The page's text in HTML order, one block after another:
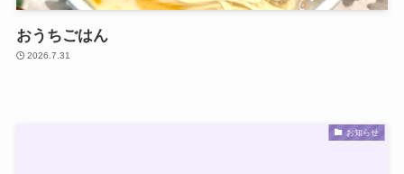
おうちごはん
2026.7.31
お知らせ